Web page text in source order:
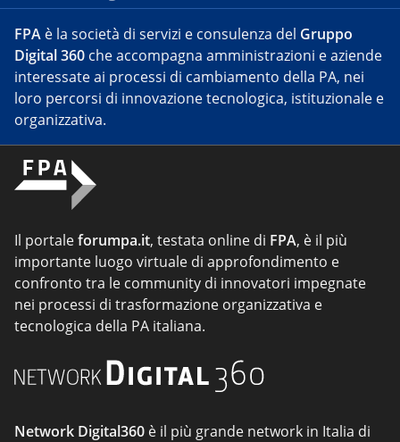
FPA è la società di servizi e consulenza del Gruppo
Digital 360 che accompagna amministrazioni e aziende
interessate ai processi di cambiamento della PA, nei
loro percorsi di innovazione tecnologica, istituzionale e
organizzativa.
Il portaleforumpa.it, testata online di FPA, è il più
importante luogo virtuale di approfondimento e
confronto tra le community di innovatori impegnate
nei processi di trasformazione organizzativa e
tecnologica della PA italiana.
Network Digital360 è il più grande network in Italia di